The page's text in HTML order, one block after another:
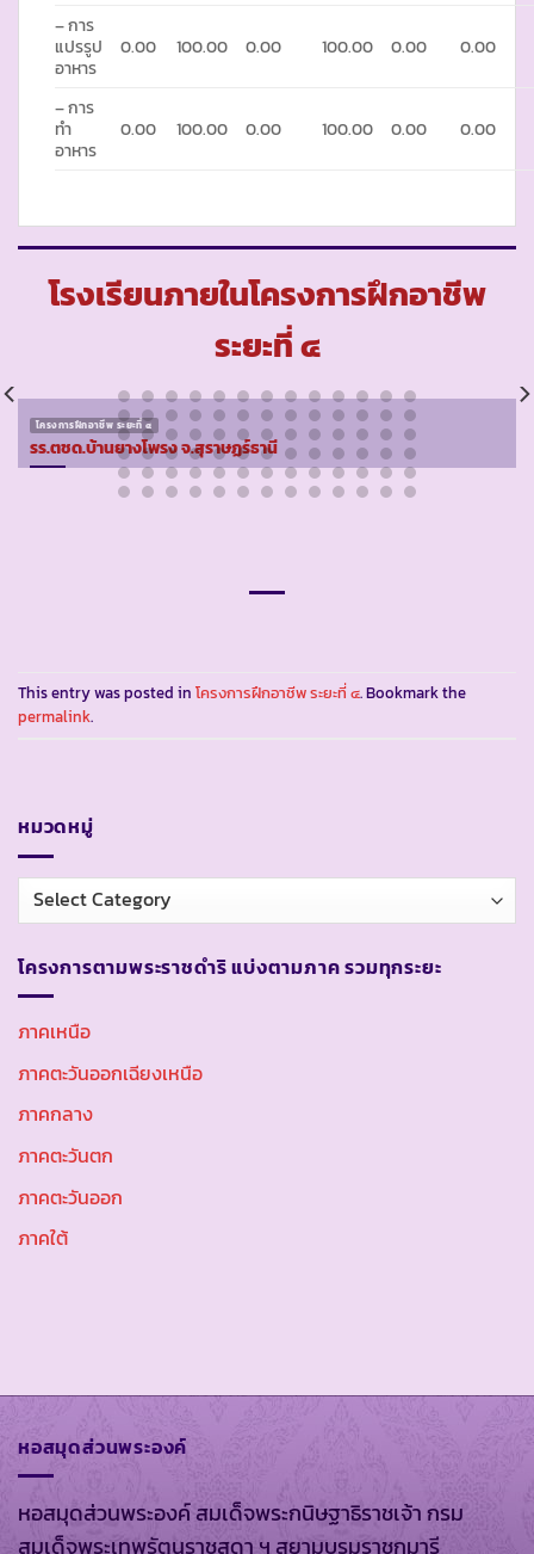
– การ
แปรรูป
อาหาร
0.00 100.00 0.00 100.00 0.00 0.00
– การ
ทำ
อาหาร
0.00 100.00 0.00 100.00 0.00 0.00
โรงเรียนภายในโครงการฝึกอาชีพ
ระยะที่ ๔
โครงการฝึกอาชีพ ระยะที่ ๔
รร.ตชด.บ้านยางโพรง จ.สุราษฏร์ธานี
This entry was posted in โครงการฝึกอาชีพ ระยะที่ ๔. Bookmark the
permalink.
หมวดหมู่
หมวด
หมู่
โครงการตามพระราชดำริ แบ่งตามภาค รวมทุกระยะ
ภาคเหนือ
ภาคตะวันออกเฉียงเหนือ
ภาคกลาง
ภาคตะวันตก
ภาคตะวันออก
ภาคใต้
หอสมุดส่วนพระองค์
หอสมุดส่วนพระองค์ สมเด็จพระกนิษฐาธิราชเจ้า กรม
สมเด็จพระเทพรัตนราชสุดา ฯ สยามบรมราชกุมารี